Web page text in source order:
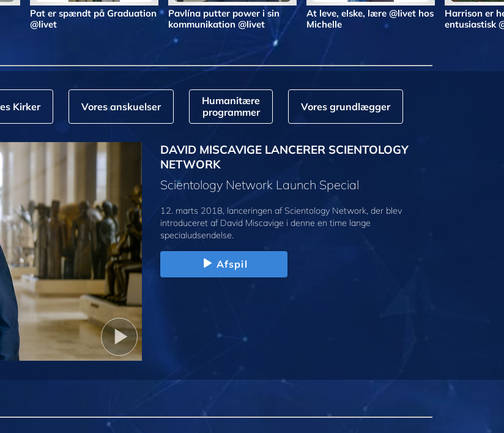
Pat er spændt på Graduation
@livet
Pavlína putter power i sin
kommunikation @livet
At leve, elske, lære @livet hos
Michelle
Harrison er
entusiastisk
Kirker Vores anskuelser
Humanitære
programmer
Vores grundlægger
DAVID MISCAVIGE LANCERER SCIENTOLOGY
NETWORK
Scientology Network Launch Special
12. marts 2018, lanceringen af Scientology Network, der blev
introduceret af David Miscavige i denne en time lange
specialudsendelse.
Afspil